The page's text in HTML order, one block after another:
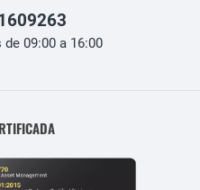
09:00 a 16:00